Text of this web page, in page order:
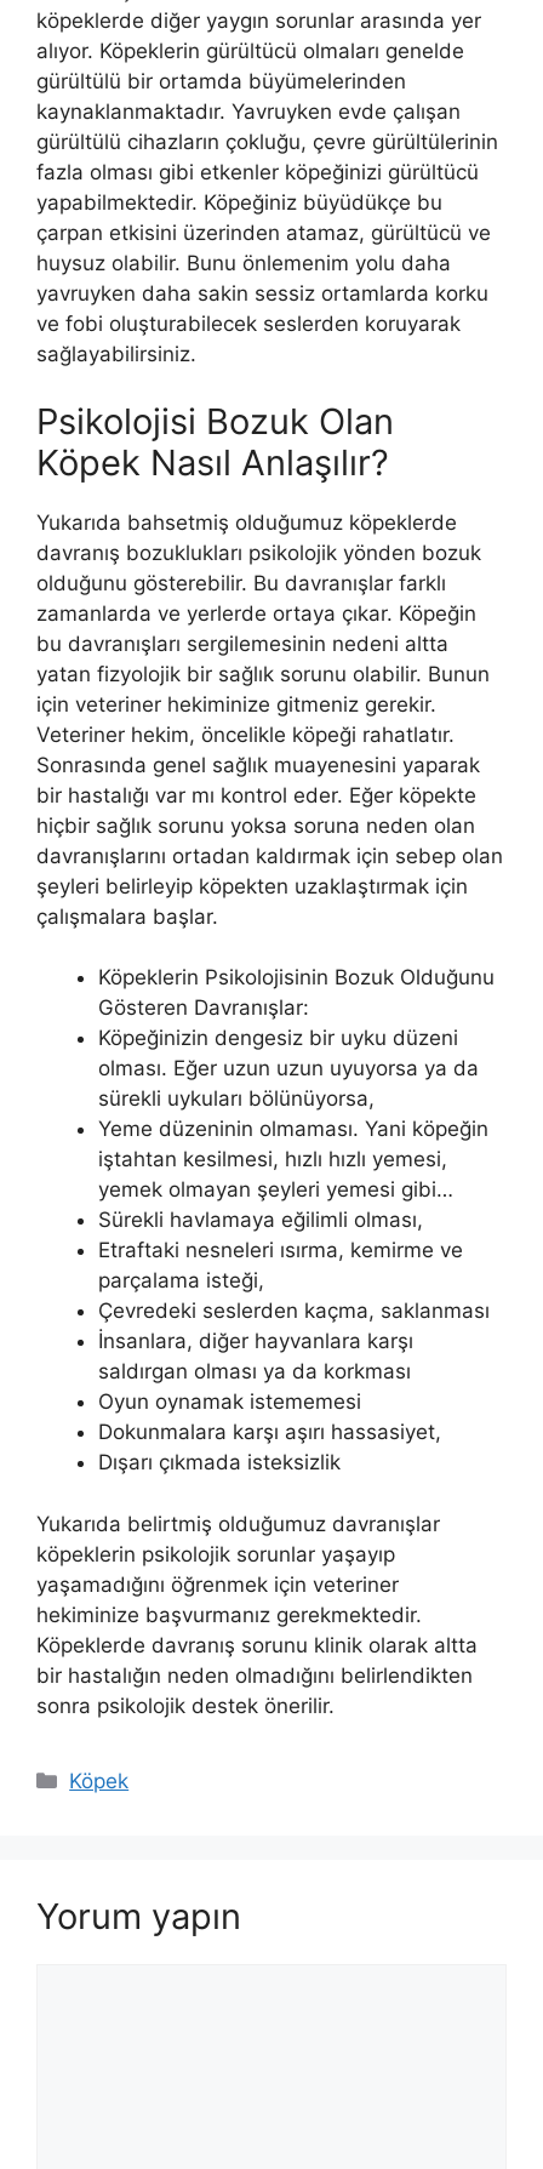
köpeklerde diğer yaygın sorunlar arasında yer
alıyor. Köpeklerin gürültücü olmaları genelde
gürültülü bir ortamda büyümelerinden
kaynaklanmaktadır. Yavruyken evde çalışan
gürültülü cihazların çokluğu, çevre gürültülerinin
fazla olması gibi etkenler köpeğinizi gürültücü
yapabilmektedir. Köpeğiniz büyüdükçe bu
çarpan etkisini üzerinden atamaz, gürültücü ve
huysuz olabilir. Bunu önlemenim yolu daha
yavruyken daha sakin sessiz ortamlarda korku
ve fobi oluşturabilecek seslerden koruyarak
sağlayabilirsiniz.
Psikolojisi Bozuk Olan
Köpek Nasıl Anlaşılır?
Yukarıda bahsetmiş olduğumuz köpeklerde
davranış bozuklukları psikolojik yönden bozuk
olduğunu gösterebilir. Bu davranışlar farklı
zamanlarda ve yerlerde ortaya çıkar. Köpeğin
bu davranışları sergilemesinin nedeni altta
yatan fizyolojik bir sağlık sorunu olabilir. Bunun
için veteriner hekiminize gitmeniz gerekir.
Veteriner hekim, öncelikle köpeği rahatlatır.
Sonrasında genel sağlık muayenesini yaparak
bir hastalığı var mı kontrol eder. Eğer köpekte
hiçbir sağlık sorunu yoksa soruna neden olan
davranışlarını ortadan kaldırmak için sebep olan
şeyleri belirleyip köpekten uzaklaştırmak için
çalışmalara başlar.
Köpeklerin Psikolojisinin Bozuk Olduğunu
Gösteren Davranışlar:
Köpeğinizin dengesiz bir uyku düzeni
olması. Eğer uzun uzun uyuyorsa ya da
sürekli uykuları bölünüyorsa,
Yeme düzeninin olmaması. Yani köpeğin
iştahtan kesilmesi, hızlı hızlı yemesi,
yemek olmayan şeyleri yemesi gibi…
Sürekli havlamaya eğilimli olması,
Etraftaki nesneleri ısırma, kemirme ve
parçalama isteği,
Çevredeki seslerden kaçma, saklanması
İnsanlara, diğer hayvanlara karşı
saldırgan olması ya da korkması
Oyun oynamak istememesi
Dokunmalara karşı aşırı hassasiyet,
Dışarı çıkmada isteksizlik
Yukarıda belirtmiş olduğumuz davranışlar
köpeklerin psikolojik sorunlar yaşayıp
yaşamadığını öğrenmek için veteriner
hekiminize başvurmanız gerekmektedir.
Köpeklerde davranış sorunu klinik olarak altta
bir hastalığın neden olmadığını belirlendikten
sonra psikolojik destek önerilir.
Kategoriler
Köpek
Yorum yapın